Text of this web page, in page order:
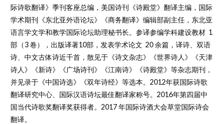
际诗歌翻译》季刊客座总编，美国诗刊《诗殿堂》翻译主编，国际
学术期刊《东北亚外语论坛》《商务翻译》编辑部副主任，东北亚
语言学文学和教学国际论坛助理秘书长。参译参编学科建设教材 1
部（3 卷），出版译著10部，发表学术论文 20 余篇，译诗、双语
诗、中文古体诗近千首，散见于《诗文杂志》《世界诗人》《天津
诗人》《新诗》《广场诗刊》《江南诗》《诗殿堂》等杂志期刊，
并见录于《中国诗选》《双年诗经》等选本。2012年获国际诗歌
翻译研究中心、国际汉语诗坛最佳翻译家称号。2016年第四届中
国当代诗歌奖翻译奖获得者。2017 年国际诗酒大会草堂国际诗会
翻译。